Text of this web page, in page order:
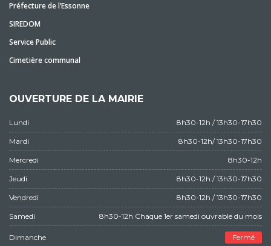
Préfecture de l’Essonne
SIREDOM
Service Public
Cimetière communal
OUVERTURE DE LA MAIRIE
Lundi 8h30-12h / 13h30-17h30
Mardi 8h30-12h/ 13h30-17h30
Mercredi 8h30-12h
Jeudi 8h30-12h / 13h30-17h30
Vendredi 8h30-12h / 13h30-17h30
Samedi 8h30-12h Chaque 1er samedi ouvrable du mois
Dimanche Fermé